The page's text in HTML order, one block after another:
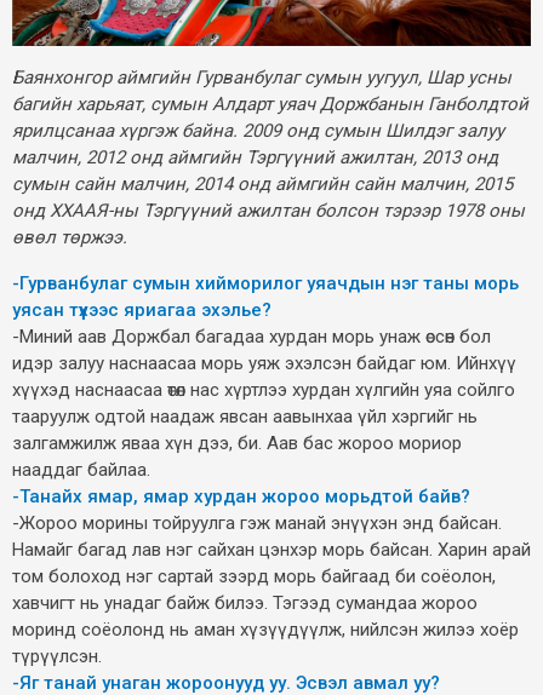
Баянхонгор аймгийн Гурванбулаг сумын уугуул, Шар усны
багийн харьяат, сумын Алдарт уяач Доржбанын Ганболдтой
ярилцсанаа хүргэж байна. 2009 онд сумын Шилдэг залуу
малчин, 2012 онд аймгийн Тэргүүний ажилтан, 2013 онд
сумын сайн малчин, 2014 онд аймгийн сайн малчин, 2015
онд ХХААЯ-ны Тэргүүний ажилтан болсон тэрээр 1978 оны
өвөл төржээ.
-Гурванбулаг сумын хийморилог уяачдын нэг таны морь
уясан түүхээс яриагаа эхэлье?
-Миний аав Доржбал багадаа хурдан морь унаж өссөн бол
идэр залуу наснаасаа морь уяж эхэлсэн байдаг юм. Ийнхүү
хүүхэд наснаасаа өтөл нас хүртлээ хурдан хүлгийн уяа сойлго
тааруулж одтой наадаж явсан аавынхаа үйл хэргийг нь
залгамжилж яваа хүн дээ, би. Аав бас жороо мориор
нааддаг байлаа.
-Танайх ямар, ямар хурдан жороо морьдтой байв?
-Жороо морины тойруулга гэж манай энүүхэн энд байсан.
Намайг багад лав нэг сайхан цэнхэр морь байсан. Харин арай
том болоход нэг сартай зээрд морь байгаад би соёолон,
хавчигт нь унадаг байж билээ. Тэгээд сумандаа жороо
моринд соёолонд нь аман хүзүүдүүлж, нийлсэн жилээ хоёр
түрүүлсэн.
-Яг танай унаган жороонууд уу. Эсвэл авмал уу?